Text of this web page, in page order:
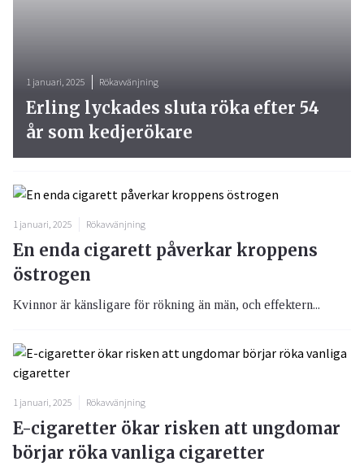
1 januari, 2025 Rökavvänjning
Erling lyckades sluta röka efter 54
år som kedjerökare
1 januari, 2025 Rökavvänjning
En enda cigarett påverkar kroppens
östrogen
Kvinnor är känsligare för rökning än män, och effektern...
1 januari, 2025 Rökavvänjning
E-cigaretter ökar risken att ungdomar
börjar röka vanliga cigaretter